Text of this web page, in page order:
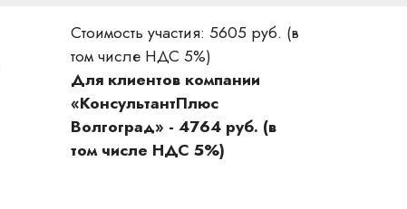
Стоимость участия: 5605 руб. (в
том числе НДС 5%)
Для клиентов компании
«КонсультантПлюс
Волгоград» - 4764 руб. (в
том числе НДС 5%)